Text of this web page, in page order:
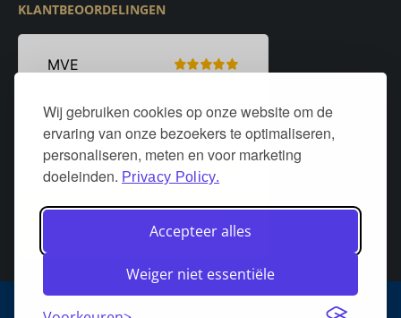
Wij gebruiken cookies op onze website om de
ervaring van onze bezoekers te optimaliseren,
personaliseren, meten en voor marketing
doeleinden. Privacy Policy.
Accepteer alles
Weiger niet essentiële
KLANTBEOORDELINGEN
Algemene voorwaarden Over DeurStijl Projecten